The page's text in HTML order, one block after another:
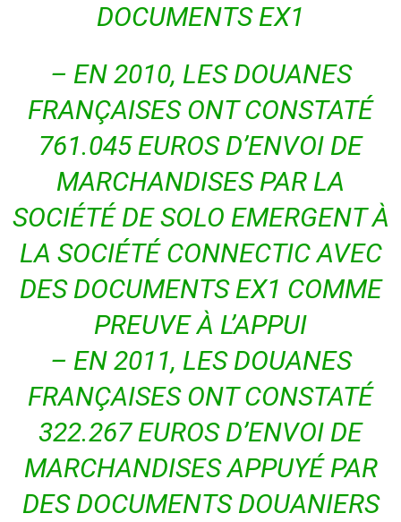
DOCUMENTS EX1
– EN 2010, LES DOUANES
FRANÇAISES ONT CONSTATÉ
761.045 EUROS D’ENVOI DE
MARCHANDISES PAR LA
SOCIÉTÉ DE SOLO EMERGENT À
LA SOCIÉTÉ CONNECTIC AVEC
DES DOCUMENTS EX1 COMME
PREUVE À L’APPUI
– EN 2011, LES DOUANES
FRANÇAISES ONT CONSTATÉ
322.267 EUROS D’ENVOI DE
MARCHANDISES APPUYÉ PAR
DES DOCUMENTS DOUANIERS